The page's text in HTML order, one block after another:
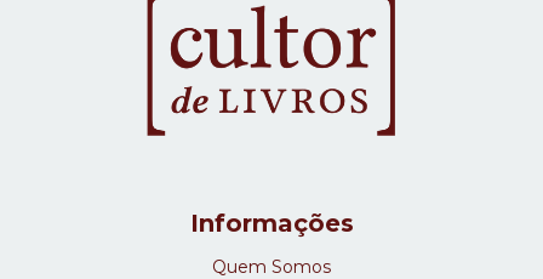
Informações
Quem Somos